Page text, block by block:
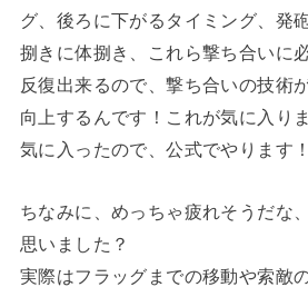
グ、後ろに下がるタイミング、発
捌きに体捌き、これら撃ち合いに
反復出来るので、撃ち合いの技術
向上するんです！これが気に入り
気に入ったので、公式でやります！
ちなみに、めっちゃ疲れそうだな
思いました？
実際はフラッグまでの移動や索敵